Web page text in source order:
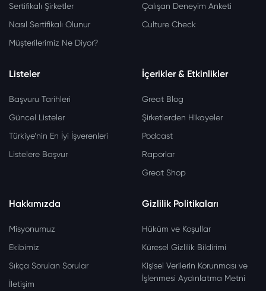
Sertifikalı Şirketler
Nasıl Sertifikalı Olunur
Müşterilerimiz Ne Diyor?
Çalışan Deneyim Anketi
Culture Check
Listeler
Başvuru Tarihleri
Güncel Listeler
Türkiye’nin En İyi İşverenleri
Listelere Başvur
İçerikler & Etkinlikler
Great Blog
Şirketlerden Hikayeler
Podcast
Raporlar
Great Shop
Hakkımızda
Misyonumuz
Ekibimiz
Sıkça Sorulan Sorular
İletişim
Gizlilik Politikaları
Hüküm ve Koşullar
Küresel Gizlilik Bildirimi
Kişisel Verilerin Korunması ve
İşlenmesi Aydınlatma Metni